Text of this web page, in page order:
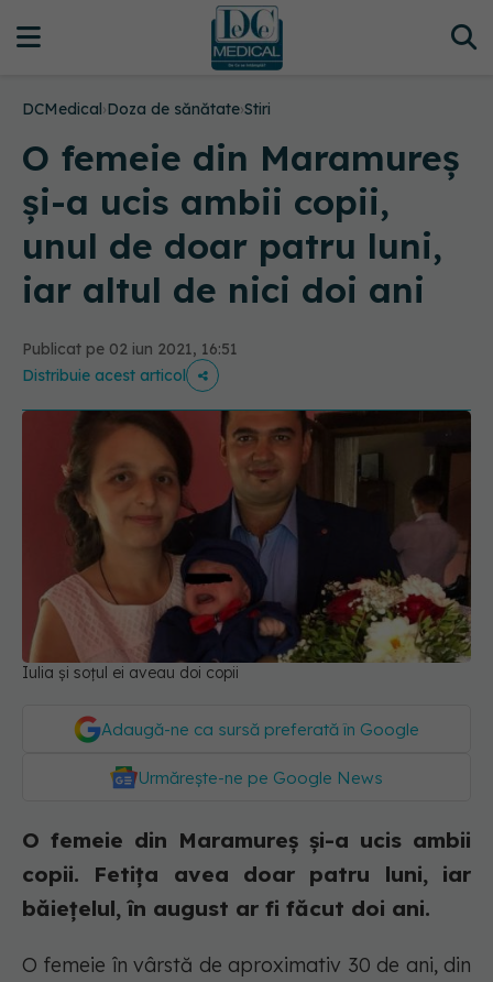
DCMedical›Doza de sănătate›Stiri
O femeie din Maramureș
și-a ucis ambii copii,
unul de doar patru luni,
iar altul de nici doi ani
Publicat pe 02 iun 2021, 16:51
Distribuie acest articol
Iulia și soțul ei aveau doi copii
Adaugă-ne ca sursă preferată în Google
Urmărește-ne pe Google News
O femeie din Maramureș și-a ucis ambii
copii. Fetița avea doar patru luni, iar
băiețelul, în august ar fi făcut doi ani.
O femeie în vârstă de aproximativ 30 de ani, din